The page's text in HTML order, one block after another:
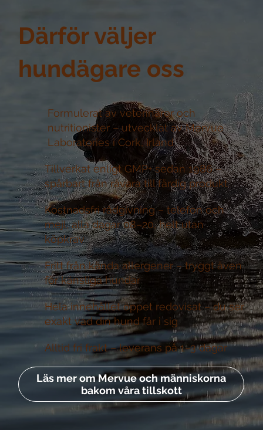
Därför väljer
hundägare oss
Formulerat av veterinärer och
nutritionister –utvecklat av Mervue
Laboratories i Cork, Irland
Tillverkat enligt GMP+ sedan 1986 –
spårbart från råvara till färdig produkt
Kostnadsfri rådgivning –telefon och
mejl, alla dagar 08–20, helt utan
köpkrav
Läs mer om Mervue och människorna
bakom våra tillskott
Fritt från kända allergener –tryggt även
för känsliga hundar
Hela innehållet öppet redovisat –du ser
exakt vad din hund får i sig
Alltid fri frakt –leverans på 1–3 dagar